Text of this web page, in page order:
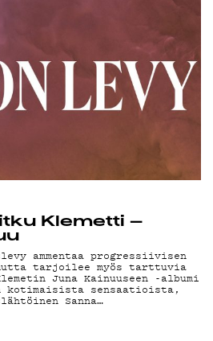
Klemetti –
ammentaa progressiivisen
tarjoilee myös tarttuvia
Juna Kainuuseen -albumi
kotimaisista sensaatioista,
Sanna…